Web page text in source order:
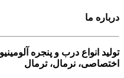
درباره ما
تولید انواع درب و پنجره
اختصاصی، نرمال، ترمال